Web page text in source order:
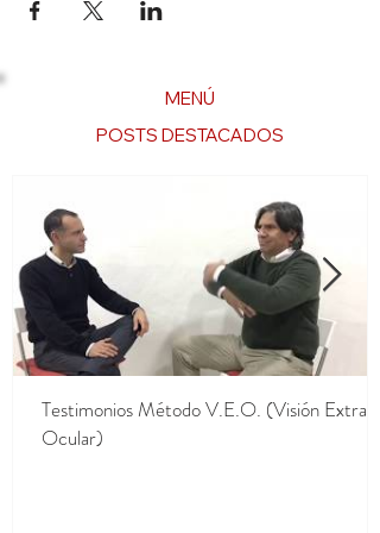
* La formación "Por qué yo no tengo salud,
precio. Consulta disponibilidad en el
apartado "Agenda" de nuestra web.
repetición en tu vida...)
Lunes 16 de Octubre de 2023 de 9:00h. a
14:00h.
* Impuestos no incluidos en el precio.
MENÚ
POSTS DESTACADOS
Testimonios Método V.E.O. (Visión Extra
Ocular)